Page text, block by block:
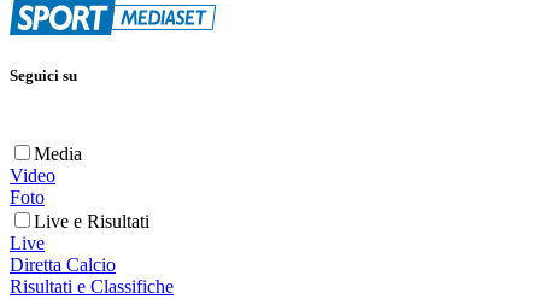
Seguici su
Media
Video
Foto
Live e Risultati
Live
Diretta Calcio
Risultati e Classifiche